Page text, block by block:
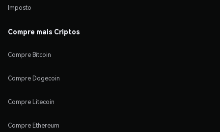
Imposto
Compre mais Criptos
Compre Bitcoin
Compre Dogecoin
Compre Litecoin
Compre Ethereum